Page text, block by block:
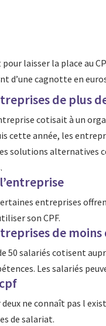
pour laisser la place au
d’une cagnotte en
de plus
cotisait à un
cette année, les
solutions alternatives
entreprises
son CPF.
de moins
50 salariés cotisent
Les salariés
deux ne connaît pas l
de salariat.